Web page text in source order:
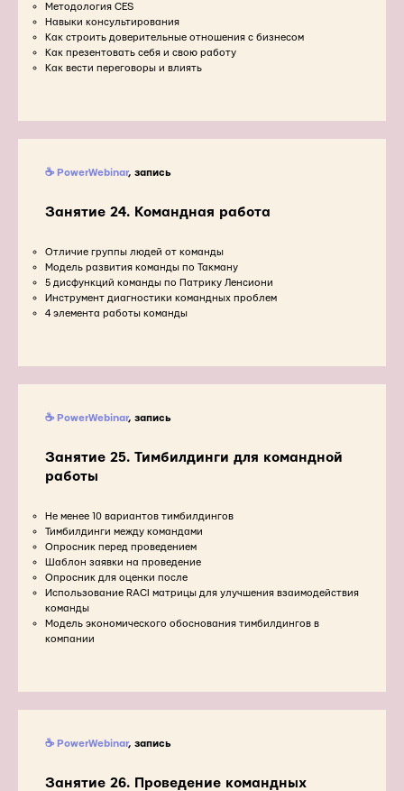
Методология CES
Навыки консультирования
Как строить доверительные отношения с бизнесом
Как презентовать себя и свою работу
Как вести переговоры и влиять
☕ PowerWebinar, запись
Занятие 24. Командная работа
Отличие группы людей от команды
Модель развития команды по Такману
5 дисфункций команды по Патрику Ленсиони
Инструмент диагностики командных проблем
4 элемента работы команды
☕ PowerWebinar, запись
Занятие 25. Тимбилдинги для командной
работы
Не менее 10 вариантов тимбилдингов
Тимбилдинги между командами
Опросник перед проведением
Шаблон заявки на проведение
Опросник для оценки после
Использование RACI матрицы для улучшения взаимодействия
команды
Модель экономического обоснования тимбилдингов в
компании
☕ PowerWebinar, запись
Занятие 26. Проведение командных